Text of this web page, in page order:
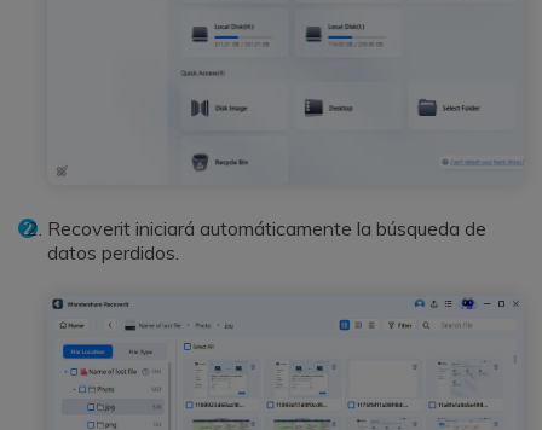
Recoverit iniciará automáticamente la búsqueda de
datos perdidos.